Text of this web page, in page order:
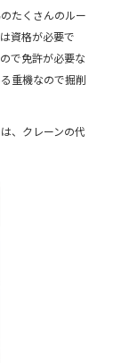
たくさんのルー
資格が必要で
で免許が必要な
重機なので掘削
、クレーンの代